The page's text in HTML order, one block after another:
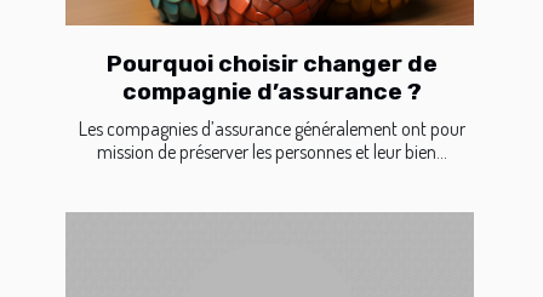
Pourquoi choisir changer de
compagnie d’assurance ?
Les compagnies d’assurance généralement ont pour
mission de préserver les personnes et leur bien...